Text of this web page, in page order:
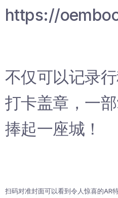
https://
不仅可以记录
打卡盖章，一
捧起一座城！
扫码对准封面可以看到令人惊喜的AR